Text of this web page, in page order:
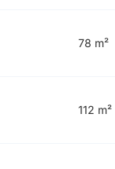
78 m²
112 m²